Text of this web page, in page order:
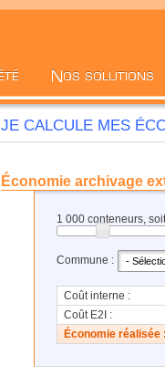
JE CALCULE MES
Économie archivage
1 000 conteneurs,
Commune :
Coût interne :
Coût E2I :
Économie réalisée